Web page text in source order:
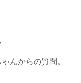
んからの質問。